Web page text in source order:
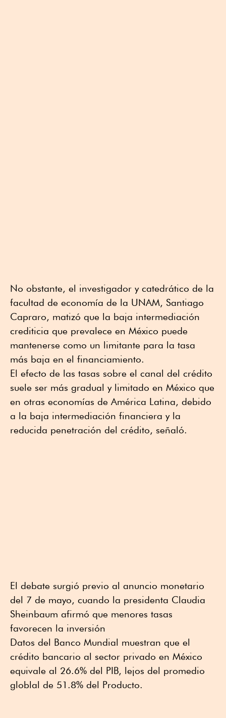
No obstante, el investigador y catedrático de la
facultad de economía de la UNAM, Santiago
Capraro, matizó que la baja intermediación
crediticia que prevalece en México puede
mantenerse como un limitante para la tasa
más baja en el financiamiento.
El efecto de las tasas sobre el canal del crédito
suele ser más gradual y limitado en México que
en otras economías de América Latina, debido
a la baja intermediación financiera y la
reducida penetración del crédito, señaló.
El debate surgió previo al anuncio monetario
del 7 de mayo, cuando la presidenta Claudia
Sheinbaum afirmó que menores tasas
favorecen la inversión
Datos del Banco Mundial muestran que el
crédito bancario al sector privado en México
equivale al 26.6% del PIB, lejos del promedio
globlal de 51.8% del Producto.